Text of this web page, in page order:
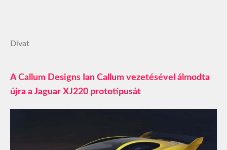
Divat
A Callum Designs Ian Callum vezetésével álmodta
újra a Jaguar XJ220 prototípusát